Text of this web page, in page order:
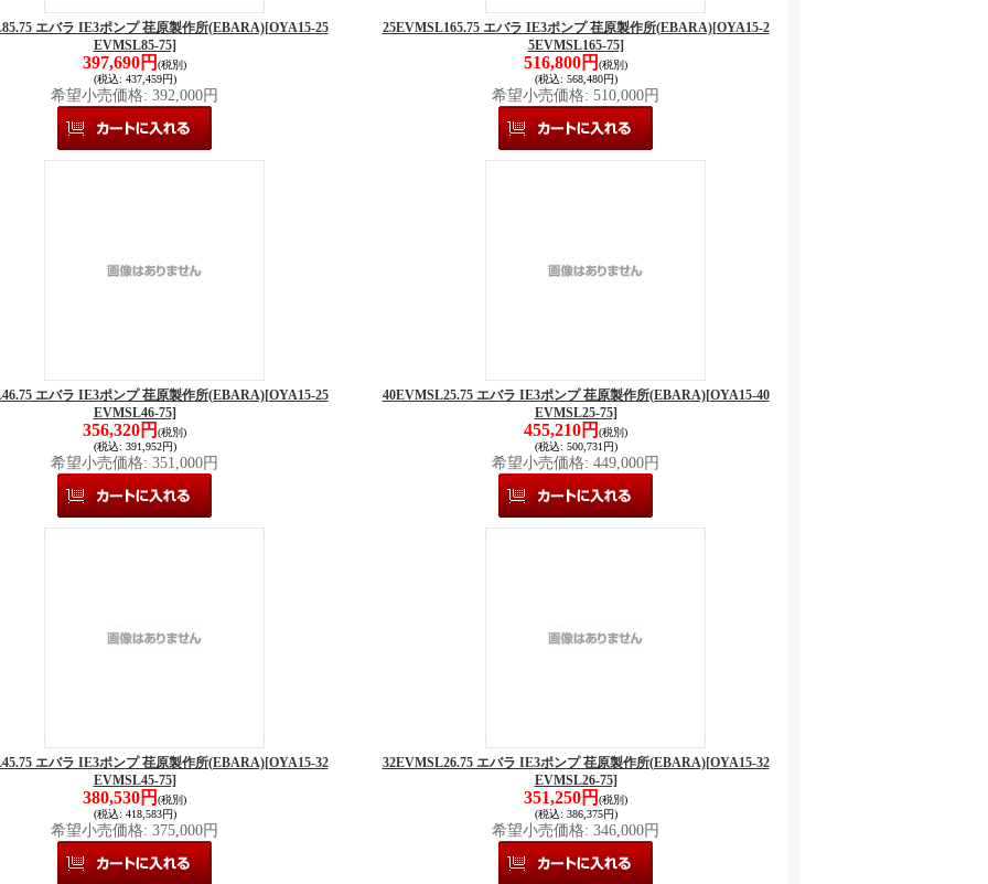
エバラ IE3ポンプ 荏原製作所(EBARA)[OYA15-25
EVMSL85-75]
397,690円 (税別)
(税込: 437,459円)
希望小売価格: 392,000円
25EVMSL165.75 エバラ IE3ポンプ 荏原製作所(EBARA)[OYA15-2
5EVMSL165-75]
516,800円 (税別)
(税込: 568,480円)
希望小売価格: 510,000円
エバラ IE3ポンプ 荏原製作所(EBARA)[OYA15-25
EVMSL46-75]
356,320円 (税別)
(税込: 391,952円)
希望小売価格: 351,000円
40EVMSL25.75 エバラ IE3ポンプ 荏原製作所(EBARA)[OYA15-40
EVMSL25-75]
455,210円 (税別)
(税込: 500,731円)
希望小売価格: 449,000円
エバラ IE3ポンプ 荏原製作所(EBARA)[OYA15-32
EVMSL45-75]
380,530円 (税別)
(税込: 418,583円)
希望小売価格: 375,000円
32EVMSL26.75 エバラ IE3ポンプ 荏原製作所(EBARA)[OYA15-32
EVMSL26-75]
351,250円 (税別)
(税込: 386,375円)
希望小売価格: 346,000円